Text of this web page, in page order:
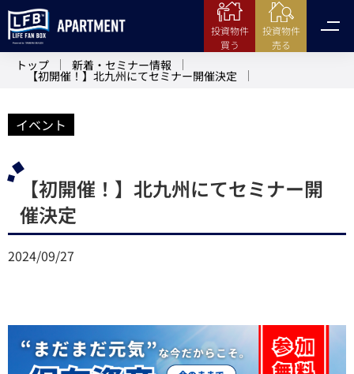
投資物件
買う
投資物件
売る
トップ 新着・セミナー情報
【初開催！】北九州にてセミナー開催決定
イベント
【初開催！】北九州にてセミナー開
催決定
2024/09/27